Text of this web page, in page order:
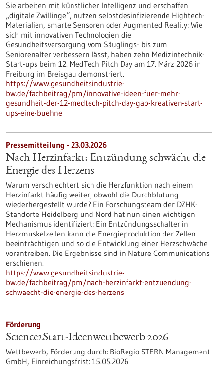
Sie arbeiten mit künstlicher Intelligenz und erschaffen
„digitale Zwillinge“, nutzen selbstdesinfizierende Hightech-
Materialien, smarte Sensoren oder Augmented Reality: Wie
sich mit innovativen Technologien die
Gesundheitsversorgung vom Säuglings- bis zum
Seniorenalter verbessern lässt, haben zehn Medizintechnik-
Start-ups beim 12. MedTech Pitch Day am 17. März 2026 in
Freiburg im Breisgau demonstriert.
https://www.gesundheitsindustrie-
bw.de/fachbeitrag/pm/innovative-ideen-fuer-mehr-
gesundheit-der-12-medtech-pitch-day-gab-kreativen-start-
ups-eine-buehne
Pressemitteilung - 23.03.2026
Nach Herzinfarkt: Entzündung schwächt die
Energie des Herzens
Warum verschlechtert sich die Herzfunktion nach einem
Herzinfarkt häufig weiter, obwohl die Durchblutung
wiederhergestellt wurde? Ein Forschungsteam der DZHK-
Standorte Heidelberg und Nord hat nun einen wichtigen
Mechanismus identifiziert: Ein Entzündungsschalter in
Herzmuskelzellen kann die Energieproduktion der Zellen
beeinträchtigen und so die Entwicklung einer Herzschwäche
vorantreiben. Die Ergebnisse sind in Nature Communications
erschienen.
https://www.gesundheitsindustrie-
bw.de/fachbeitrag/pm/nach-herzinfarkt-entzuendung-
schwaecht-die-energie-des-herzens
Förderung
Science2Start-Ideenwettbewerb 2026
Wettbewerb, Förderung durch: BioRegio STERN Management
GmbH, Einreichungsfrist: 15.05.2026